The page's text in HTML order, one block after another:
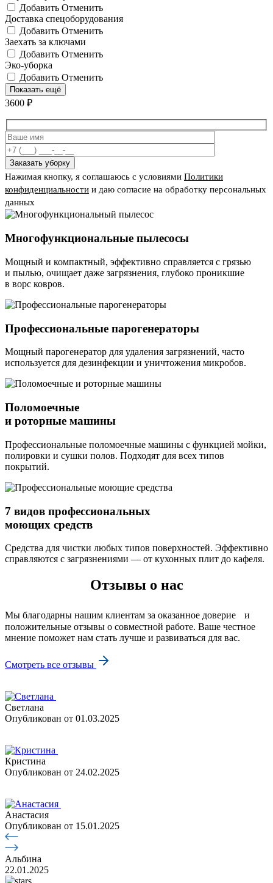
Добавить Отменить
Доставка спецоборудования
Добавить Отменить
Заехать за ключами
Добавить Отменить
Эко-уборка
Добавить Отменить
Показать ещё
3600 ₽
Нажимая кнопку, я соглашаюсь с условиями Политики
конфиденциальности и даю согласие на обработку персональных
данных
Многофункциональные пылесосы
Мощный и компактный, эффективно справляется с грязью
и пылью, очищает даже загрязнения, глубоко проникшие
в ворс ковров.
Профессиональные парогенераторы
Мощный парогенератор для удаления загрязнений, часто
используется для дезинфекции и уничтожения микробов.
Поломоечные
и роторные машины
Профессиональные поломоечные машины с функцией мойки,
полировки и сушки полов. Подходят для всех типов
покрытий.
7 видов профессиональных
моющих средств
Средства для чистки любых типов поверхностей. Эффективно
справляются с загрязнениями — от кухонных плит до кафеля.
Отзывы о нас
Мы благодарны нашим клиентам за оказанное доверие и
положительные отзывы о совместной работе. Ваше честное
мнение поможет нам стать лучше и развиваться для вас.
Смотреть все отзывы
Светлана
Опубликован от 01.03.2025
Кристина
Опубликован от 24.02.2025
Анастасия
Опубликован от 15.01.2025
Альбина
22.01.2025